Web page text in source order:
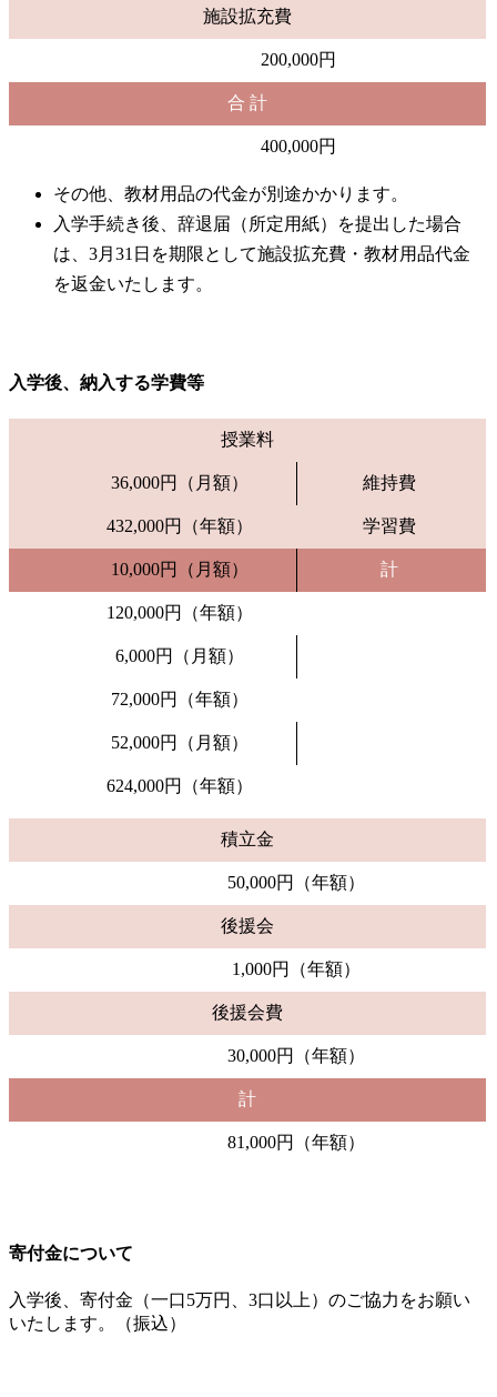
施設拡充費
200,000円
合 計
400,000円
その他、教材用品の代金が別途かかります。
入学手続き後、辞退届（所定用紙）を提出した場合
は、3月31日を期限として施設拡充費・教材用品代金
を返金いたします。
入学後、納入する学費等
授業料
36,000円（月額）
432,000円（年額）
維持費
10,000円（月額）
120,000円（年額）
学習費
6,000円（月額）
72,000円（年額）
計
52,000円（月額）
624,000円（年額）
積立金
50,000円（年額）
後援会
1,000円（年額）
後援会費
30,000円（年額）
計
81,000円（年額）
寄付金について
入学後、寄付金（一口5万円、3口以上）のご協力をお願い
いたします。（振込）